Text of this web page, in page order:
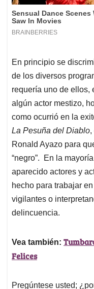
En principio se
de los diversos
requería uno de ellos,
algún actor mestizo,
como ocurrió en la
La Pesuña del Diablo,
Ronald Ayazo para
“negro”. En la
aparecido actores y
hecho para trabajar
vigilantes o
delincuencia.
Vea también:
Felices
Pregúntese usted;